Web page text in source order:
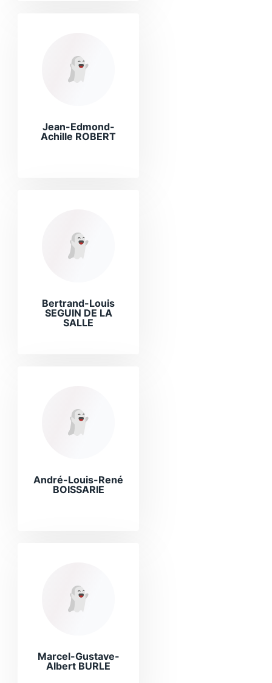
Jean-Edmond-
Achille ROBERT
Bertrand-Louis
SEGUIN DE LA
SALLE
André-Louis-René
BOISSARIE
Marcel-Gustave-
Albert BURLE